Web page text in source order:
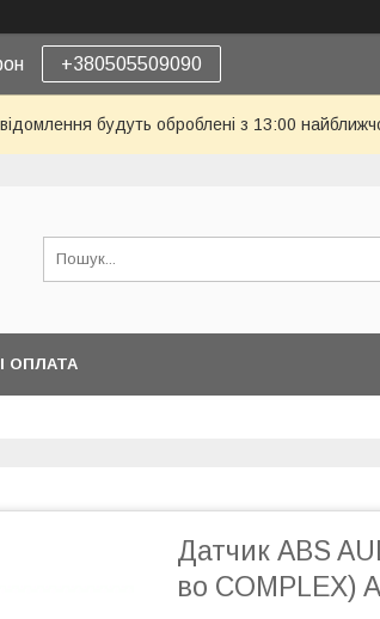
+380505509090
будуть оброблені з 13:00
ОПЛАТА
Датчик ABS
во COMPLEX)